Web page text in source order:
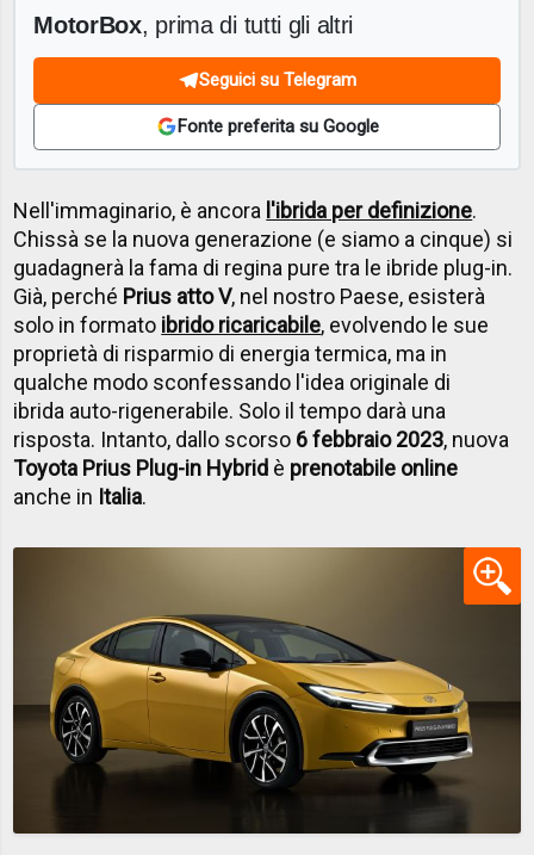
MotorBox, prima di tutti gli altri
Seguici su Telegram
Fonte preferita su Google
Nell'immaginario, è ancora l'ibrida per definizione.
Chissà se la nuova generazione (e siamo a cinque) si
guadagnerà la fama di regina pure tra le ibride plug-in.
Già, perché Prius atto V, nel nostro Paese, esisterà
solo in formato ibrido ricaricabile, evolvendo le sue
proprietà di risparmio di energia termica, ma in
qualche modo sconfessando l'idea originale di
ibrida auto-rigenerabile. Solo il tempo darà una
risposta. Intanto, dallo scorso 6 febbraio 2023, nuova
Toyota Prius Plug-in Hybrid è prenotabile online
anche in Italia.